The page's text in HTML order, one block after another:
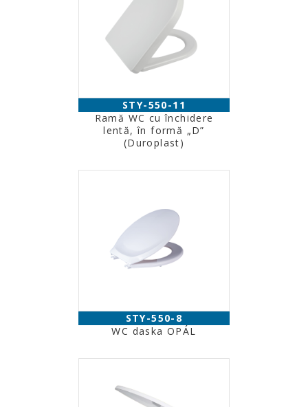
STY-550-11
Ramă WC cu închidere
lentă, în formă „D”
(Duroplast)
STY-550-8
WC daska OPÁL